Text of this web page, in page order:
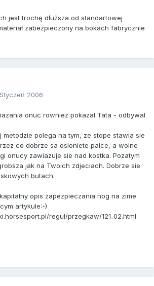
jest trochę dłuższa od standartowej
zabezpieczony na bokach fabrycznie
2006
onuc rowniez pokazal Tata - odbywal
polega na tym, ze stope stawia sie
co dobrze sa osloniete palce, a wolne
onucy zawiazuje sie nad kostka. Pozatym
jak na Twoich zdjeciach. Dobrze sie
butach.
opis zapezpieczania nog na zime
artykule:-)
regul/przegkaw/121_02.html